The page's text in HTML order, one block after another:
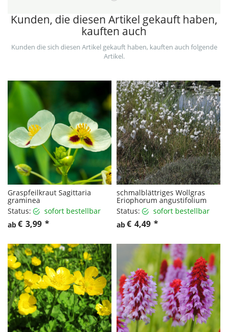
Kunden, die diesen Artikel gekauft haben,
kauften auch
Kunden die sich diesen Artikel gekauft haben, kauften auch folgende
Artikel.
Graspfeilkraut Sagittaria
graminea
Status:
sofort bestellbar
ab€ 3,99 *
schmalblättriges Wollgras
Eriophorum angustifolium
Status:
sofort bestellbar
ab€ 4,49 *